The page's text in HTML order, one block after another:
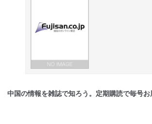
中国の情報を雑誌で知ろう。定期購読で毎号お